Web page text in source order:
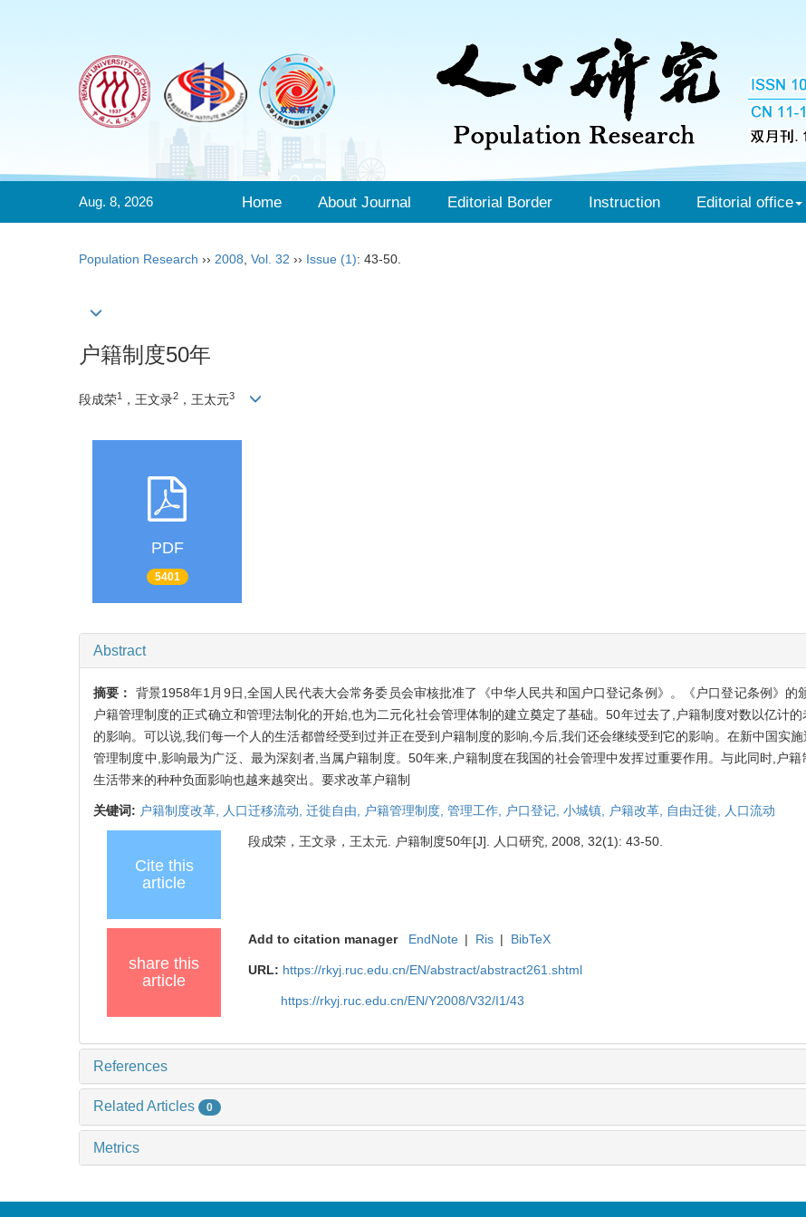
Aug. 8, 2026 Home About Journal Editorial Border Instruction Editorial office
Population Research ›› 2008 Vol. 32 ›› Issue (1): 43-50.
户籍制度50年
段成荣1 ，王文录2 ，王太元3
PDF
5401
Abstract
摘要： 背景1958年1月9日,全国人民代表大会常务委员会审核批准了《中华人民共和国户口登记条例》。《户口登记条例》的
户籍管理制度的正式确立和管理法制化的开始,也为二元化社会管理体制的建立奠定了基础。50年过去了,户籍制度对数以亿计
的影响。可以说,我们每一个人的生活都曾经受到过并正在受到户籍制度的影响,今后,我们还会继续受到它的影响。在新中国实
管理制度中,影响最为广泛、最为深刻者,当属户籍制度。50年来,户籍制度在我国的社会管理中发挥过重要作用。与此同时,户籍
生活带来的种种负面影响也越来越突出。要求改革户籍制
关键词: 户籍制度改革, 人口迁移流动, 迁徙自由, 户籍管理制度, 管理工作, 户口登记, 小城镇, 户籍改革, 自由迁徙, 人口流动
Cite this
article
段成荣，王文录，王太元. 户籍制度50年[J]. 人口研究, 2008, 32(1): 43-50.
share this
article
Add to citation manager EndNote | Ris | BibTeX
URL: https://rkyj.ruc.edu.cn/EN/abstract/abstract261.shtml
https://rkyj.ruc.edu.cn/EN/Y2008/V32/I1/43
References
Related Articles 0
Metrics